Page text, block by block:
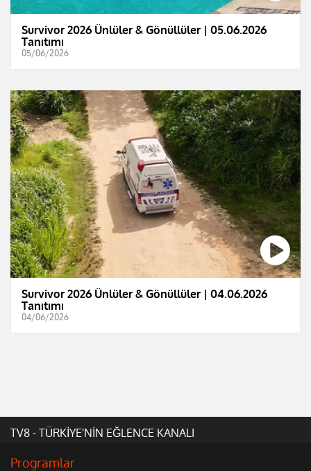
Survivor 2026 Ünlüler & Gönüllüler | 05.06.2026
Tanıtımı
05/06/2026
Survivor 2026 Ünlüler & Gönüllüler | 04.06.2026
Tanıtımı
04/06/2026
TV8 - TÜRKİYE'NİN EĞLENCE KANALI
Programlar